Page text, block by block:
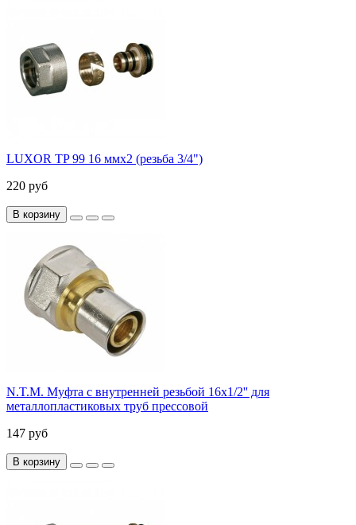
LUXOR TP 99 16 ммх2 (резьба 3/4")
220 руб
В корзину
N.T.M. Муфта с внутренней резьбой 16x1/2'' для
металлопластиковых труб прессовой
147 руб
В корзину